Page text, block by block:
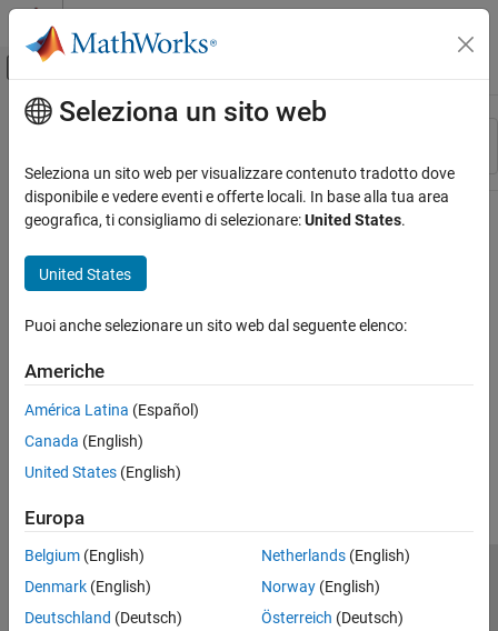
Vai al contenuto
Attiva/disattiva menu di navigazione
Risorsa
Stato
Contenuto principale
Seleziona un sito web
Seleziona un sito web per visualizzare contenuto tradotto dove
disponibile e vedere eventi e offerte locali. In base alla tua area
geografica, ti consigliamo di selezionare:United States.
United States
Puoi anche selezionare un sito web dal seguente elenco:
Americhe
América Latina (Español)
Canada (English)
United States (English)
Europa
Belgium (English)
Denmark (English)
Deutschland (Deutsch)
Netherlands(English)
Norway(English)
Österreich (Deutsch)
Centro di fiducia
Informativa sulla privacy
Antipirateria
Stato dell'applicazione
Contatti